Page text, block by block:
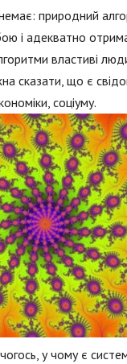
природний
і адекватно
властиві
сказати, що є
соціуму.
у чому є